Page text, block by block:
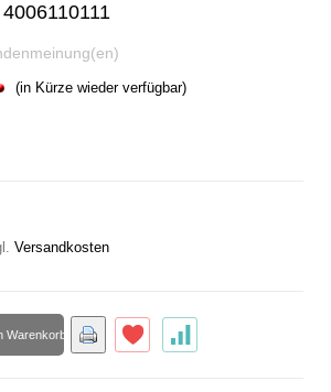
(in Kürze wieder verfügbar)
Versandkosten
Warenkorb